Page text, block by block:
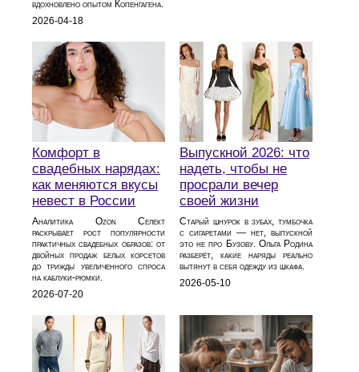
вдохновлено опытом Копенгагена.
2026-04-18
Комфорт в
свадебных нарядах:
как меняются вкусы
невест в России
Аналитика Ozon Селект
раскрывает рост популярности
практичных свадебных образов: от
двойных продаж белых корсетов
до трижды увеличенного спроса
на каблуки‑рюмки.
2026-07-20
Выпускной 2026: что
надеть, чтобы не
просрали вечер
своей жизни
Старый шнурок в зубах, тумбочка
с сигаретами — нет, выпускной
это не про Бузову. Ольга Родина
разберёт, какие наряды реально
вытянут в себя одежду из шкафа.
2026-05-10